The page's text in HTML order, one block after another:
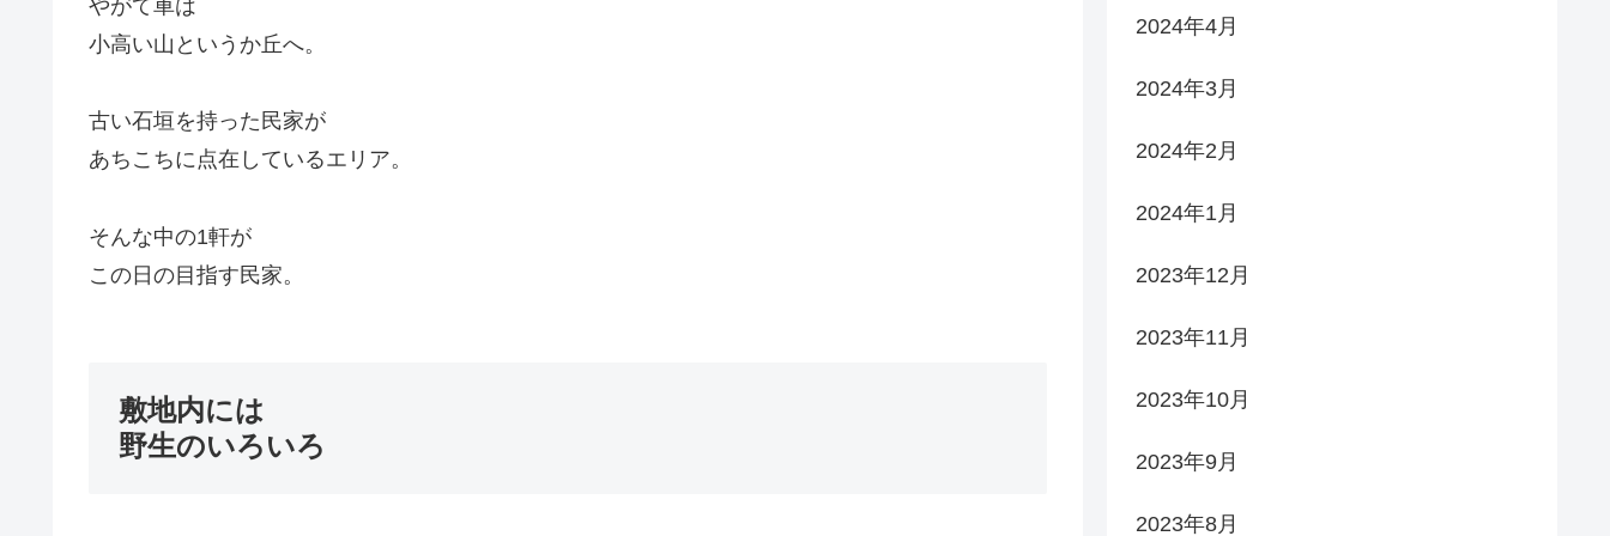
やがて車は
小高い山というか丘へ。
古い石垣を持った民家が
あちこちに点在しているエリア。
そんな中の1軒が
この日の目指す民家。
敷地内には
野生のいろいろ
2024年4月
2024年3月
2024年2月
2024年1月
2023年12月
2023年11月
2023年10月
2023年9月
2023年8月